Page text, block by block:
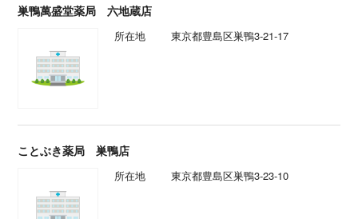
巣鴨萬盛堂薬局 六地蔵店
所在地 東京都豊島区巣鴨3-21-17
ことぶき薬局 巣鴨店
所在地 東京都豊島区巣鴨3-23-10